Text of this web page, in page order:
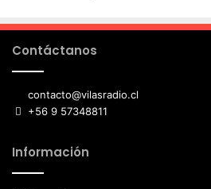
Contáctanos
contacto@vilasradio.cl
+56 9 57348811
Información